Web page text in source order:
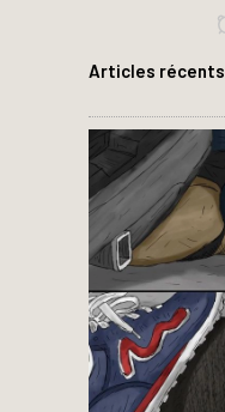
Articles récents